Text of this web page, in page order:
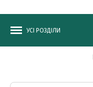
УСІ РОЗДІЛИ